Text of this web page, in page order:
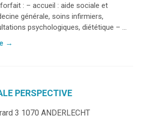
: – accueil : aide sociale et
générale, soins infirmiers,
psychologiques, diététique – ...
→
PERSPECTIVE
3 1070 ANDERLECHT